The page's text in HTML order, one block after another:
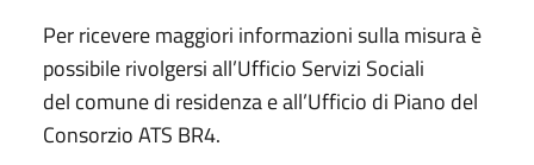
Per ricevere maggiori informazioni sulla misura è
possibile rivolgersi all’Ufficio Servizi Sociali
del comune di residenza e all’Ufficio di Piano del
Consorzio ATS BR4.